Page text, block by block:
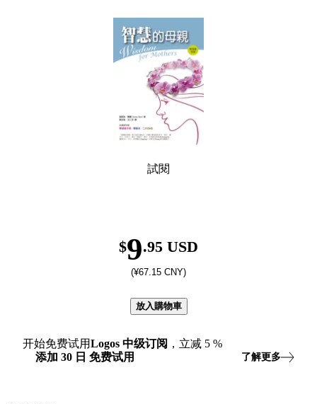
試閱
$9.95 USD
(¥67.15 CNY)
放入購物車
开始免费试用Logos 中级订阅 ，立减 5 %
添加 30 日 免费试用 了解更多